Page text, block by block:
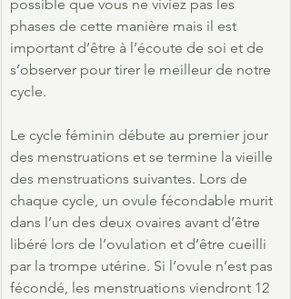
possible que vous ne viviez pas les
phases de cette manière mais il est
important d’être à l’écoute de soi et de
s’observer pour tirer le meilleur de notre
cycle.
Le cycle féminin débute au premier jour
des menstruations et se termine la vieille
des menstruations suivantes. Lors de
chaque cycle, un ovule fécondable murit
dans l’un des deux ovaires avant d’être
libéré lors de l’ovulation et d’être cueilli
par la trompe utérine. Si l’ovule n’est pas
fécondé, les menstruations viendront 12